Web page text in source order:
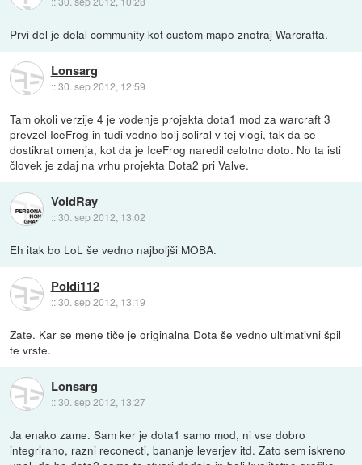
Prvi del je delal community kot custom mapo znotraj Warcrafta.
Lonsarg
::30. sep 2012, 12:59
Tam okoli verzije 4 je vodenje projekta dota1 mod za warcraft 3
prevzel IceFrog in tudi vedno bolj soliral v tej vlogi, tak da se
dostikrat omenja, kot da je IceFrog naredil celotno doto. No ta isti
človek je zdaj na vrhu projekta Dota2 pri Valve.
VoidRay
::30. sep 2012, 13:02
Eh itak bo LoL še vedno najboljši MOBA.
Poldi112
::30. sep 2012, 13:19
Zate. Kar se mene tiče je originalna Dota še vedno ultimativni špil
te vrste.
Lonsarg
::30. sep 2012, 13:27
Ja enako zame. Sam ker je dota1 samo mod, ni vse dobro
integrirano, razni reconecti, bananje leverjev itd. Zato sem iskreno